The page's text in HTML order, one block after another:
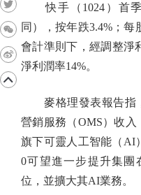
快手（1024）首季
同），按年跌3.4%；
會計準則下，經調整淨
淨利潤率14%。
麥格理發表報告指
營銷服務（OMS）收入
旗下可靈人工智能（AI
0可望進一步提升集團
位，並擴大其AI業務。